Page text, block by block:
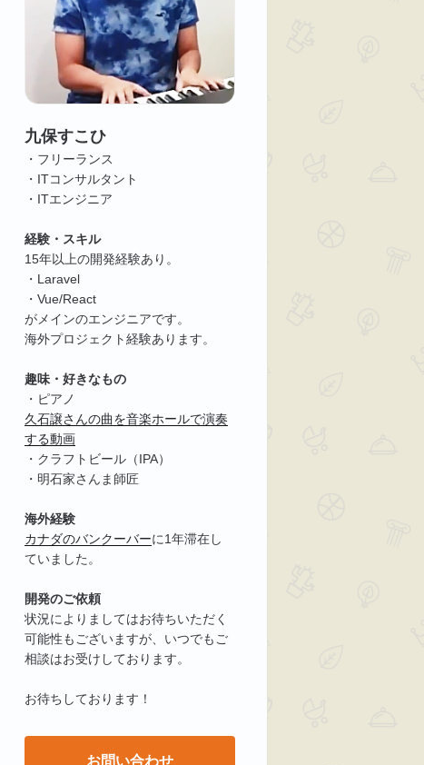
九保すこひ
・フリーランス
・ITコンサルタント
・ITエンジニア
経験・スキル
15年以上の開発経験あり。
・Laravel
・Vue/React
がメインのエンジニアです。
海外プロジェクト経験あります。
趣味・好きなもの
・ピアノ
久石譲さんの曲を音楽ホールで演奏
する動画
・クラフトビール（IPA）
・明石家さんま師匠
海外経験
カナダのバンクーバーに1年滞在し
ていました。
開発のご依頼
状況によりましてはお待ちいただく
可能性もございますが、いつでもご
相談はお受けしております。
お待ちしております！
お問い合わせ